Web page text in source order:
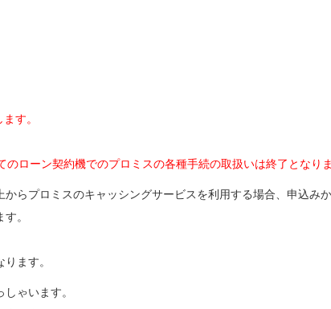
す。
ローン契約機でのプロミスの各種手続の取扱いは終了となりま
らプロミスのキャッシングサービスを利用する場合、申込み
。
ます。
ゃいます。